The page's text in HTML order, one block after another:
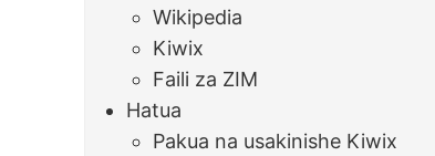
Wikipedia
Kiwix
Faili za ZIM
Hatua
Pakua na usakinishe Kiwix